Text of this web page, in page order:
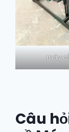
máy
Câu